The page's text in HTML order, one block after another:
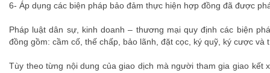
6- Áp dụng các biện pháp bảo đảm thực hiện hợp đồng đã được
Pháp luật dân sự, kinh doanh – thương mại quy định các biện
đồng gồm: cầm cố, thế chấp, bảo lãnh, đặt cọc, ký quỹ, ký cược và
Tùy theo từng nội dung của giao dịch mà người tham gia giao kết